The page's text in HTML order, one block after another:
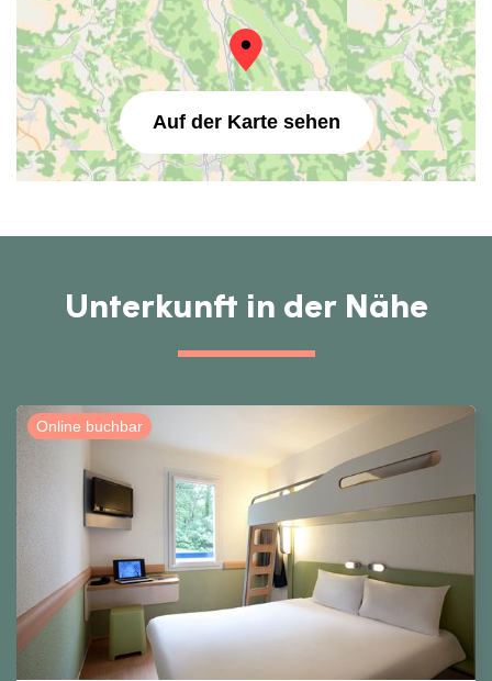
Auf der Karte sehen
Unterkunft in der Nähe
Online buchbar